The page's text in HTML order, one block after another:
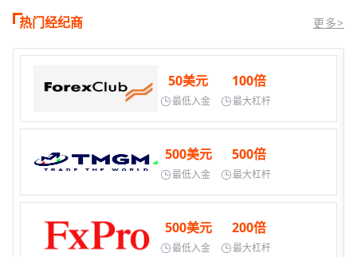
热门经纪商 更多>
50美元
最低入金
100倍
最大杠杆
500美元
最低入金
500倍
最大杠杆
500美元
最低入金
200倍
最大杠杆